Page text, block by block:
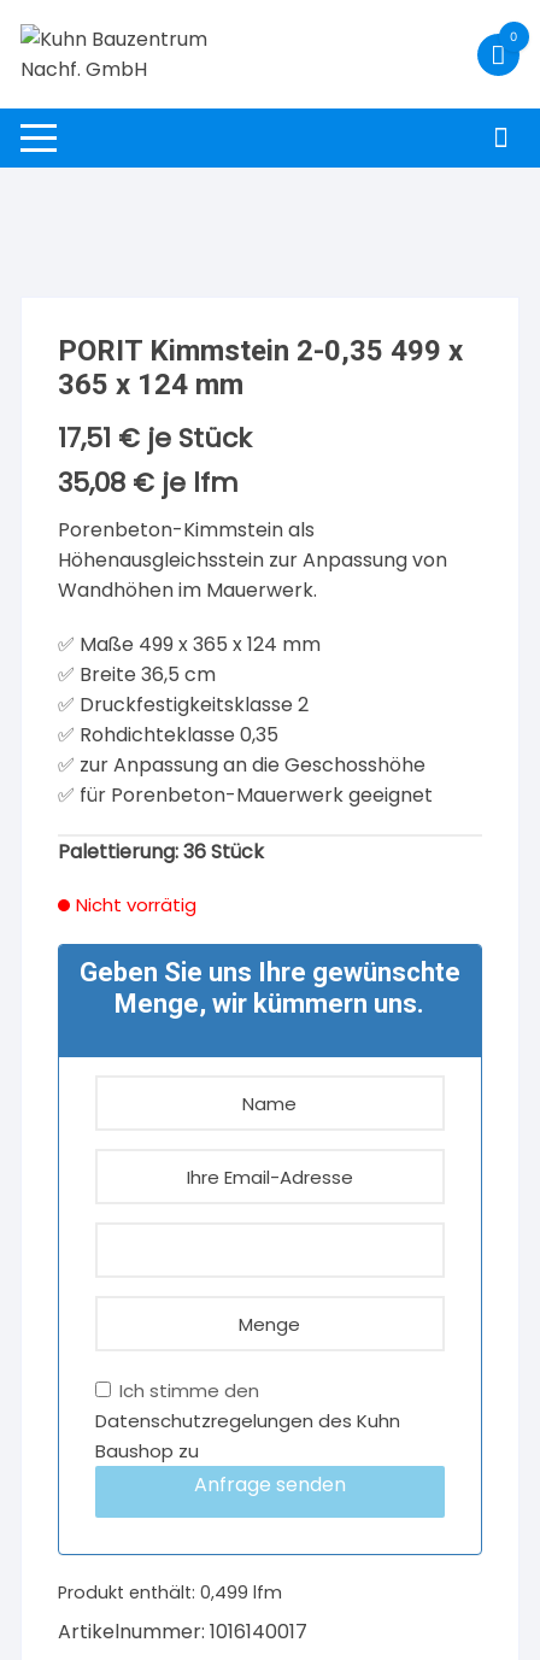
Inhalt
springen
0
PORIT Kimmstein 2-0,35 499 x
365 x 124 mm
17,51 € je Stück
35,08 € je lfm
Porenbeton-Kimmstein als
Höhenausgleichsstein zur Anpassung von
Wandhöhen im Mauerwerk.
✅ Maße 499 x 365 x 124 mm
✅ Breite 36,5 cm
✅ Druckfestigkeitsklasse 2
✅ Rohdichteklasse 0,35
✅ zur Anpassung an die Geschosshöhe
✅ für Porenbeton-Mauerwerk geeignet
Palettierung: 36 Stück
Nicht vorrätig
Geben Sie uns Ihre gewünschte
Menge, wir kümmern uns.
Ich stimme den
Datenschutzregelungen des Kuhn
Baushop zu
Anfrage senden
Produkt enthält: 0,499lfm
Artikelnummer:1016140017